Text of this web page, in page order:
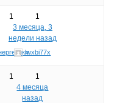
1
1
3 месяца, 3
недели назад
lwxbi77x
1
1
4 месяца
назад